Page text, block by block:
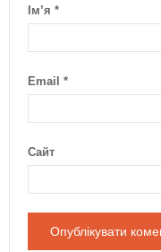
Ім’я *
Email *
Сайт